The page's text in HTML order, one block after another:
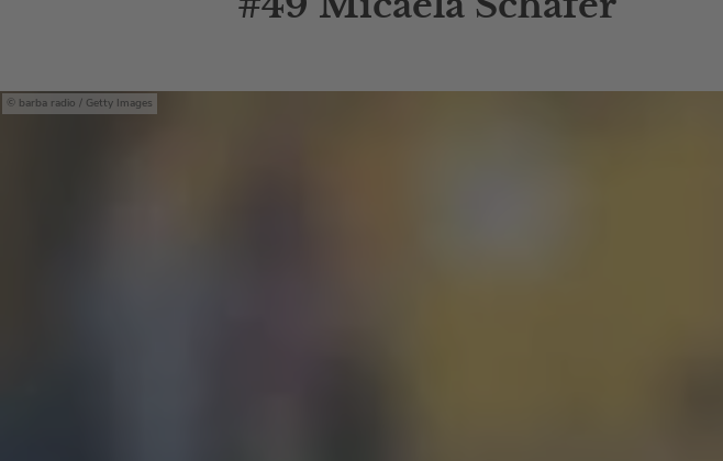
barba radio / Getty Images